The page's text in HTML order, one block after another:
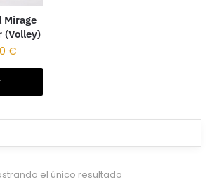
Mirage
(Volley)
€
el único resultado